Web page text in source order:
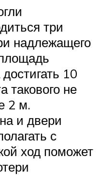
три
надлежащего
10
такового не
2 м.
и двери
с
ход поможет